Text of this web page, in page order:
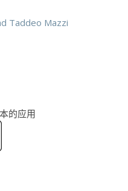
Taddeo Mazzi
的应用